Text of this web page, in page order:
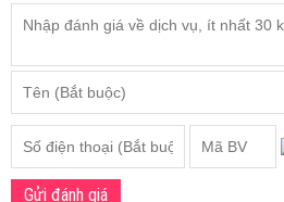
Gửi đánh giá